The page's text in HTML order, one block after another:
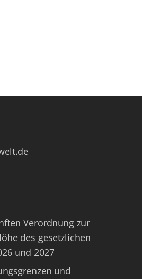
Verordnung zur
des gesetzlichen
und 2027
und